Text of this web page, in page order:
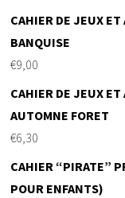
CAHIER DE JEUX
BANQUISE
€9,00
CAHIER DE JEUX
AUTOMNE FORET
€6,30
CAHIER “PIRATE”
POUR ENFANTS)